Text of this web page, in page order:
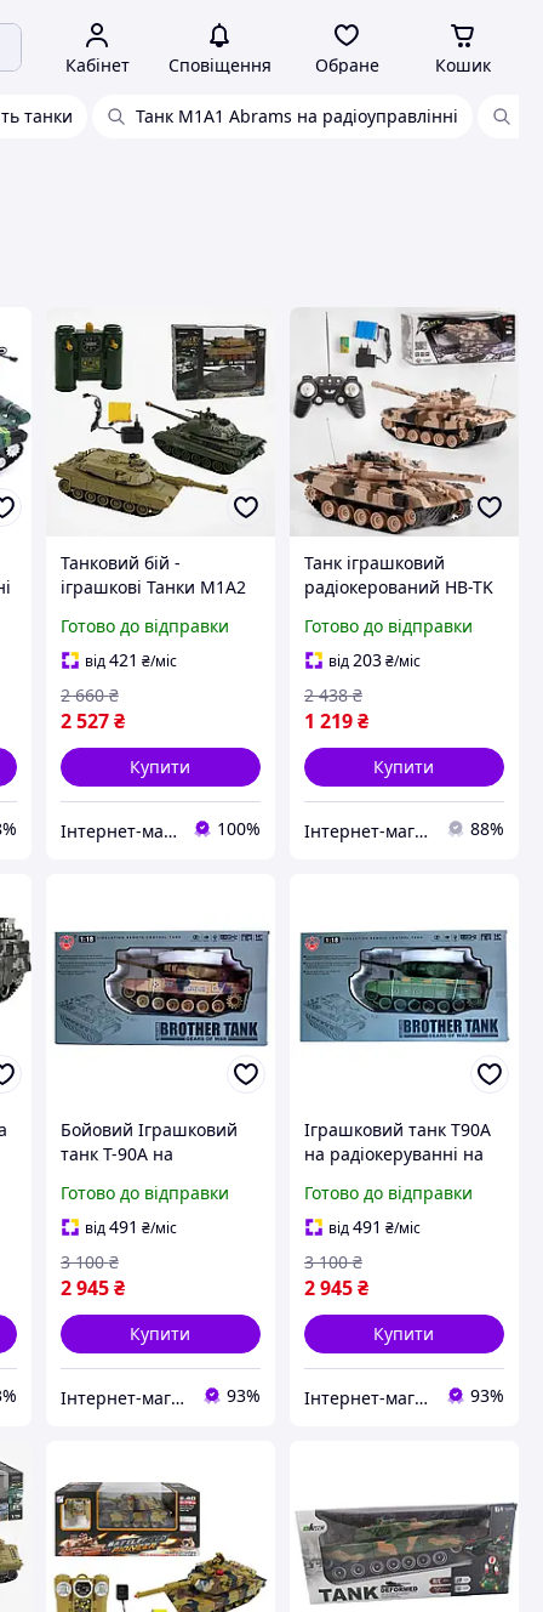
Кабінет Сповіщення Обране Кошик
танки Танк М1А1 Abrams на радіоуправлінні
Танковий бій -
іграшкові Танки M1A2
на радіокеруванні з
акумулятором (99821)
Готово до відправки
від421 ₴/міс
2 527 ₴
2 660 ₴
Купити
Інтернет-магазин "Іграшка" - товари для дітей 100%
Танк іграшковий
радіокерований HB-TK
акумулятор 4.8 V у
комплекті, 27*11*10 см
Готово до відправки
від203₴/міс
1 219₴
2 438 ₴
Купити
Інтернет-магазин Апельсин 7км 88%
Бойовий Іграшковий
танк T-90A на
акумуляторі зі звуком
та стрільбою на
орбізах G239419-ZY021-
829
Готово до відправки
від491 ₴/міс
2 945 ₴
3 100 ₴
Купити
Інтернет-магазин "TorgZp" 93%
Іграшковий танк T90A
на радіокеруванні на
стрільбою на орбізах
G239420-ZY021-834
Готово до відправки
від491 ₴/міс
2 945₴
3 100 ₴
Купити
Інтернет-магазин "TorgZp" 93%